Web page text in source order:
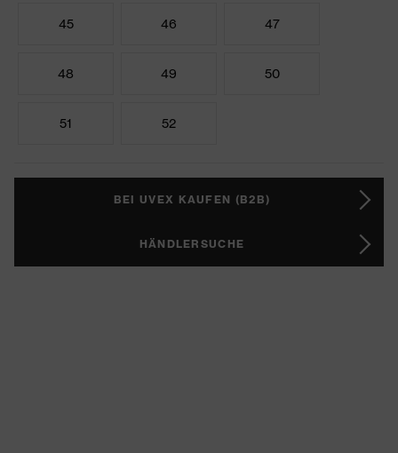
45 46 47
48 49 50
51 52
BEI UVEX KAUFEN (B2B)
HÄNDLERSUCHE